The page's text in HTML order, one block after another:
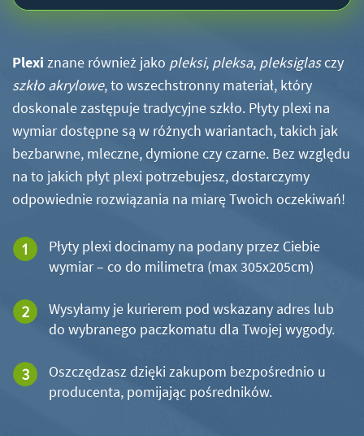
Plexi znane również jako pleksi, pleksa, pleksiglasczy
szkło akrylowe, to wszechstronny materiał, który
doskonale zastępuje tradycyjne szkło. Płyty plexi na
wymiar dostępne są w różnych wariantach, takich jak
bezbarwne, mleczne, dymione czy czarne. Bez względu
na to jakich płyt plexi potrzebujesz, dostarczymy
odpowiednie rozwiązania na miarę Twoich oczekiwań!
Płyty plexi docinamy na podany przez Ciebie
wymiar – co do milimetra (max 305x205cm)
Wysyłamy je kurierem pod wskazany adres lub
do wybranego paczkomatu dla Twojej wygody.
Oszczędzasz dzięki zakupom bezpośrednio u
producenta, pomijając pośredników.